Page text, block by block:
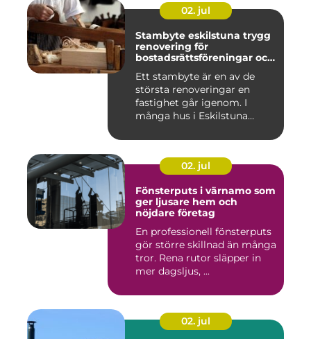
02. jul
Stambyte eskilstuna trygg
renovering för
bostadsrättsföreningar och
Ett stambyte är en av de
största renoveringar en
fastighet går igenom. I
många hus i Eskilstuna
02. jul
Fönsterputs i värnamo som
ger ljusare hem och
nöjdare företag
En professionell fönsterputs
gör större skillnad än många
tror. Rena rutor släpper in
mer dagsljus, ...
02. jul